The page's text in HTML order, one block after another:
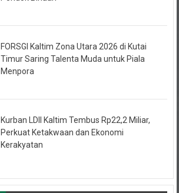
FORSGI Kaltim Zona Utara 2026 di Kutai
Timur Saring Talenta Muda untuk Piala
Menpora
Kurban LDII Kaltim Tembus Rp22,2 Miliar,
Perkuat Ketakwaan dan Ekonomi
Kerakyatan